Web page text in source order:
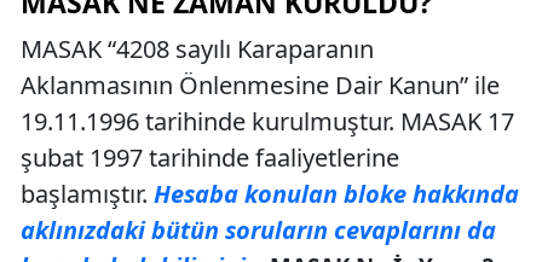
MASAK “4208 sayılı Karaparanın
Aklanmasının Önlenmesine Dair Kanun” ile
19.11.1996 tarihinde kurulmuştur. MASAK 17
şubat 1997 tarihinde faaliyetlerine
başlamıştır. Hesaba konulan bloke hakkında
aklınızdaki bütün soruların cevaplarını da